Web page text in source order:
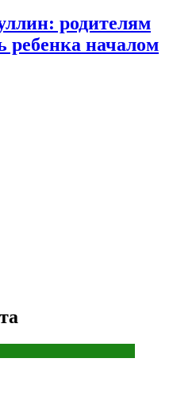
родителям
ребенка началом